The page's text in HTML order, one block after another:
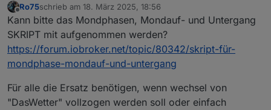
Offline
Ro75schrieb am 18. März 2025, 18:56
zuletzt editiert von
Kann bitte das Mondphasen, Mondauf- und Untergang
SKRIPT mit aufgenommen werden?
https://forum.iobroker.net/topic/80342/skript-für-
mondphase-mondauf-und-untergang
Für alle die Ersatz benötigen, wenn wechsel von
"DasWetter" vollzogen werden soll oder einfach